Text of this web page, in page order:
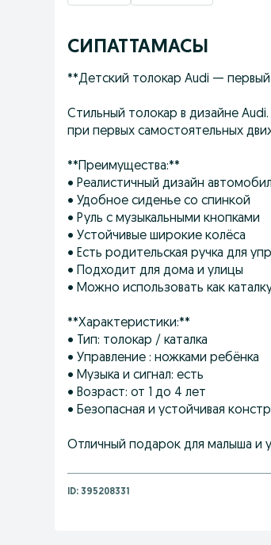
СИПАТТАМАСЫ
**Детский толокар Audi —
Стильный толокар в дизайне
при первых самостоятельных
**Преимущества:**
• Реалистичный дизайн
• Удобное сиденье со спинкой
• Руль с музыкальными кнопками
• Устойчивые широкие колёса
• Есть родительская ручка для
• Подходит для дома и улицы
• Можно использовать как
**Характеристики:**
• Тип: толокар / каталка
• Управление : ножками ребёнка
• Музыка и сигнал: есть
• Возраст: от 1 до 4 лет
• Безопасная и устойчивая
Отличный подарок для малыша и
ID: 395208331